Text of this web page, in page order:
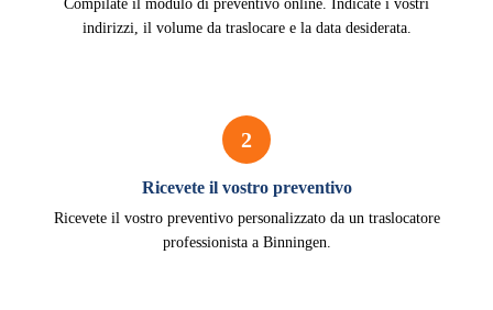
Compilate il modulo di preventivo online. Indicate i vostri
indirizzi, il volume da traslocare e la data desiderata.
2
Ricevete il vostro preventivo
Ricevete il vostro preventivo personalizzato da un traslocatore
professionista a Binningen.